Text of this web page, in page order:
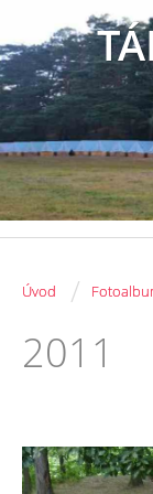
Úvod /
2011